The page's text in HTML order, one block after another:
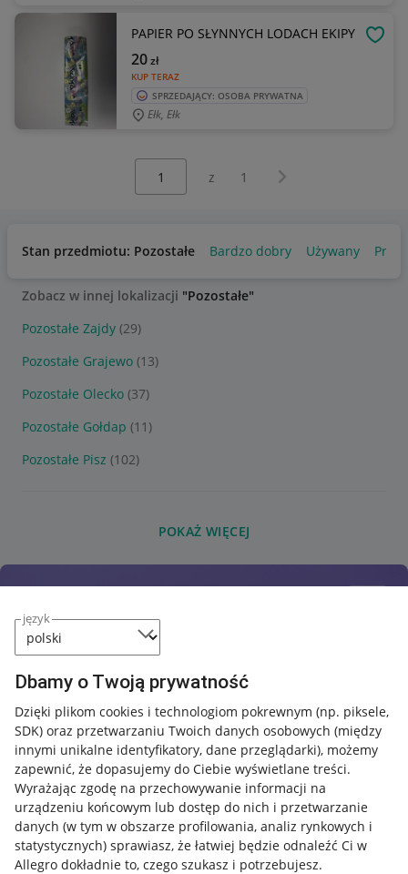
język
Dbamy o Twoją prywatność
Dzięki plikom cookies i technologiom pokrewnym (np. piksele,
SDK) oraz przetwarzaniu Twoich danych osobowych (między
innymi unikalne identyfikatory, dane przeglądarki), możemy
zapewnić, że dopasujemy do Ciebie wyświetlane treści.
Wyrażając zgodę na przechowywanie informacji na
urządzeniu końcowym lub dostęp do nich i przetwarzanie
danych (w tym w obszarze profilowania, analiz rynkowych i
statystycznych) sprawiasz, że łatwiej będzie odnaleźć Ci w
Allegro dokładnie to, czego szukasz i potrzebujesz.
PAPIER PO SŁYNNYCH LODACH EKIPY
KUP TERAZ
20zł
SPRZEDAJĄCY: OSOBA PRYWATNA
Ełk, Ełk
z 1 Następna strona
Stan przedmiotu: Pozostałe Bardzo dobry Używany
Zobacz w innej lokalizacji "Pozostałe"
Pozostałe Zajdy (29)
Pozostałe Grajewo (13)
Pozostałe Olecko (37)
Pozostałe Gołdap (11)
Pozostałe Pisz (102)
POKAŻ WIĘCEJ